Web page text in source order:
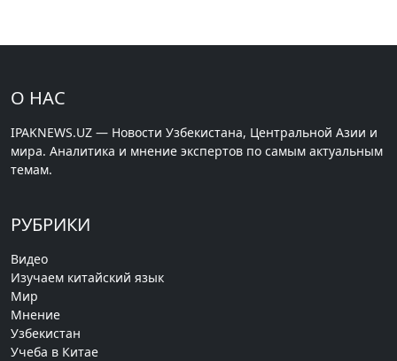
О НАС
IPAKNEWS.UZ — Новости Узбекистана, Центральной Азии и
мира. Аналитика и мнение экспертов по самым актуальным
темам.
РУБРИКИ
Видео
Изучаем китайский язык
Мир
Мнение
Узбекистан
Учеба в Китае